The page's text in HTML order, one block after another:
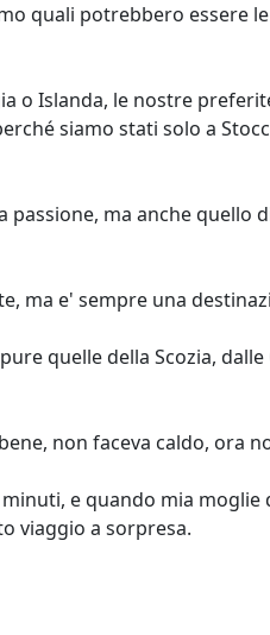
quali potrebbero
o Islanda, le nostre
siamo stati solo a
passione, ma anche
ma e' sempre una
quelle della Scozia,
non faceva caldo, ora
e quando mia
viaggio a sorpresa.